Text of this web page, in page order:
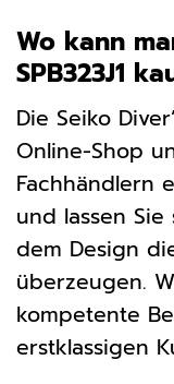
Wo kann
SPB323J1
Die Seiko
Online-Shop
Fachhändlern
und lassen
dem Design
überzeugen.
kompetente
erstklassigen